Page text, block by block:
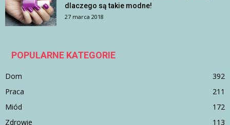
dlaczego są takie modne!
27 marca 2018
POPULARNE KATEGORIE
Dom
392
Praca
211
Miód
172
Zdrowie
113